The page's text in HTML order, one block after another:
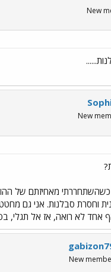
New
New
מאחיזתם של
וחסרת סבלנות. אני גם
אחד לא רואה, אז אל תגלי,
New